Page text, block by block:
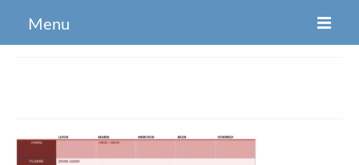
Menu
Infos Pratiques